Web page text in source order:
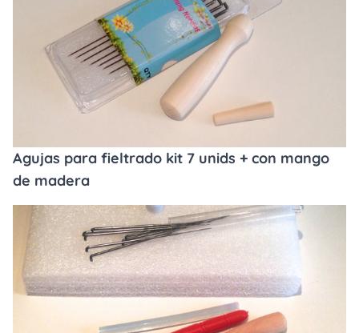
Agujas para fieltrado kit 7 unids + con mango
de madera